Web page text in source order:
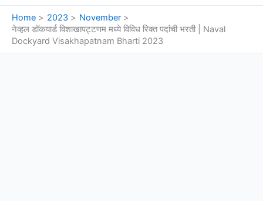
Home 2023
November
नेव्हल डॉकयार्ड विशाखापट्टणम मध्ये विविध रिक्त पदांची भरती | Naval
Dockyard Visakhapatnam Bharti 2023